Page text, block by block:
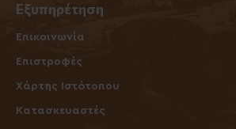
Εξυπηρέτηση
Επικοινωνία
Επιστροφές
Χάρτης Ιστότοπου
Κατασκευαστές